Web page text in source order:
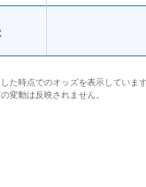
た時点でのオッズを表示していま
変動は反映されません。